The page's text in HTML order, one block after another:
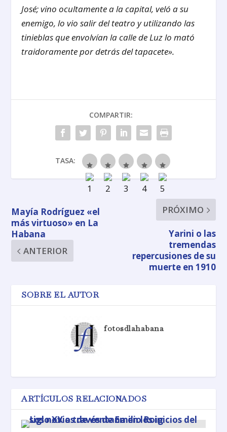
José; vino ocultamente a la capital, veló a su
enemigo, lo vio salir del teatro y utilizando las
tinieblas que envolvían la calle de Luz lo mató
traidoramente por detrás del tapacete».
COMPARTIR:
TASA:
Mayía Rodríguez «el
más virtuoso» en La
Habana
ANTERIOR
PRÓXIMO
Yarini o las
tremendas
repercusiones de su
muerte en 1910
SOBRE EL AUTOR
fotosdlahabana
ARTÍCULOS RELACIONADOS